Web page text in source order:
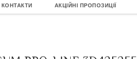
КОНТАКТИ АКЦІЙНІ ПРОПОЗИЦІЇ